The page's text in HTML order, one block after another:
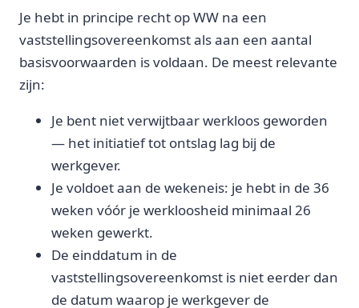
Je hebt in principe recht op WW na een
vaststellingsovereenkomst als aan een aantal
basisvoorwaarden is voldaan. De meest relevante
zijn:
Je bent niet verwijtbaar werkloos geworden
— het initiatief tot ontslag lag bij de
werkgever.
Je voldoet aan de wekeneis: je hebt in de 36
weken vóór je werkloosheid minimaal 26
weken gewerkt.
De einddatum in de
vaststellingsovereenkomst is niet eerder dan
de datum waarop je werkgever de